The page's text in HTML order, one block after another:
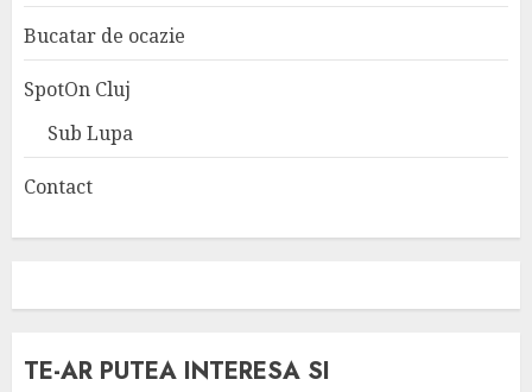
Bucatar de ocazie
SpotOn Cluj
Sub Lupa
Contact
TE-AR PUTEA INTERESA SI